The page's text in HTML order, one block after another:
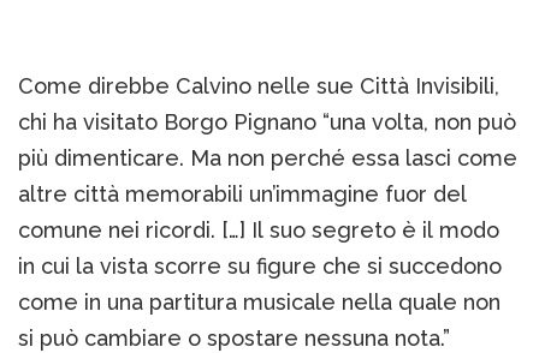
Come direbbe Calvino nelle sue Città Invisibili,
chi ha visitato Borgo Pignano “una volta, non può
più dimenticare. Ma non perché essa lasci come
altre città memorabili un’immagine fuor del
comune nei ricordi. […] Il suo segreto è il modo
in cui la vista scorre su figure che si succedono
come in una partitura musicale nella quale non
si può cambiare o spostare nessuna nota.”